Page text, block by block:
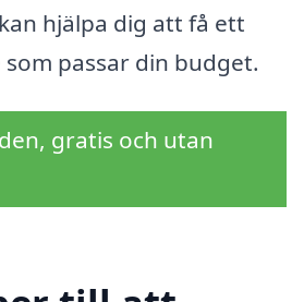
hjälpa dig att få ett
passar din budget.
gratis och utan